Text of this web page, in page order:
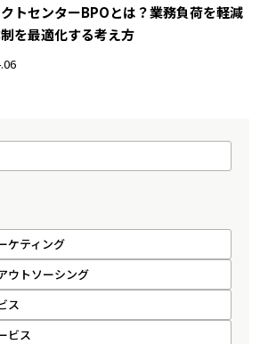
トセンターBPOとは？業務負荷を軽減
を最適化する考え方
ケティング
ウトソーシング
ス
ビス